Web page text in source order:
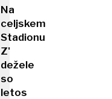
Na
celjskem
Stadionu
Z'
dežele
so
letos